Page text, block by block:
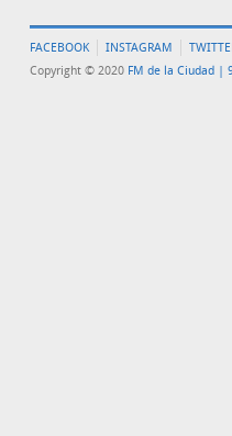
FACEBOOK INSTAGRAM
Copyright © 2020 FM de la Ciudad |